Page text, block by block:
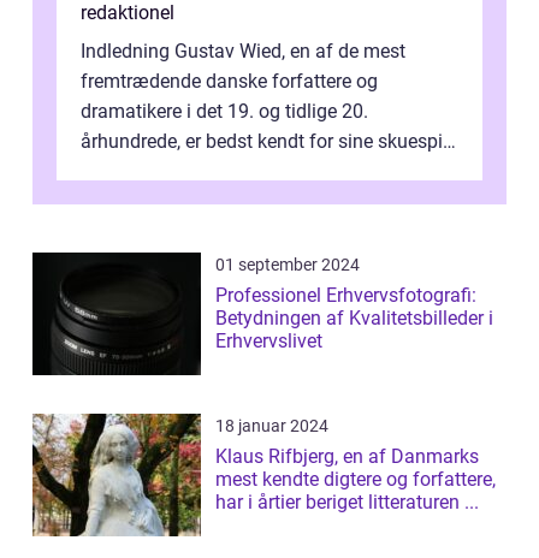
redaktionel
Indledning Gustav Wied, en af de mest
fremtrædende danske forfattere og
dramatikere i det 19. og tidlige 20.
århundrede, er bedst kendt for sine skuespil.
af...
01 september 2024
Professionel Erhvervsfotografi:
Betydningen af Kvalitetsbilleder i
Erhvervslivet
18 januar 2024
Klaus Rifbjerg, en af Danmarks
mest kendte digtere og forfattere,
har i årtier beriget litteraturen ...